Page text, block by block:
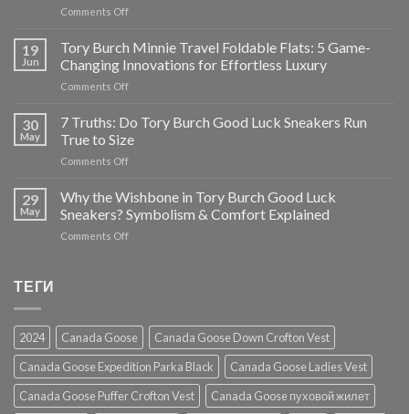
Comments Offon
Explosive
Truths:
Tory
Burch
Trainer
19
Jun
Tory Burch Minnie Travel Foldable Flats: 5 Game-
Changing Innovations for Effortless Luxury
Comments Offon
Burch
Minnie
Travel
Foldable
5
Game-
Changing
30
May
7 Truths: Do Tory Burch Good Luck Sneakers Run
True to Size
Comments Offon
Truths:
Do
Tory
Burch
to
Size
29
May
Why the Wishbone in Tory Burch Good Luck
Sneakers? Symbolism & Comfort Explained
Comments Offon
Burch
Good
Luck
Sneakers?
Symbolism
&
ТЕГИ
2024 Canada Goose
Canada Goose Down Crofton Vest
Canada Goose Expedition Parka Black
Canada Goose Ladies Vest
Canada Goose Puffer Crofton Vest
Canada Goose пуховой жилет